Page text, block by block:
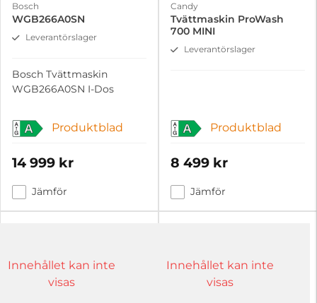
Bosch
WGB266A0SN
Leverantörslager
Bosch Tvättmaskin
WGB266A0SN I-Dos
A Produktblad
14 999 kr
Jämför
Candy
Tvättmaskin ProWash
700 MINI
Leverantörslager
A Produktblad
8 499 kr
Jämför
Innehållet kan inte
visas
Innehållet kan inte
visas